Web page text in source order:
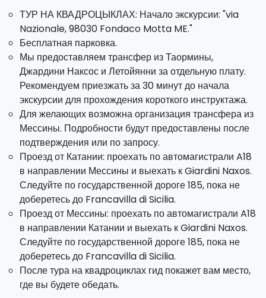
ТУР НА КВАДРОЦЫКЛАХ: Начало экскурсии: "via
Nazionale, 98030 Fondaco Motta ME."
Бесплатная парковка.
Мы предоставляем трансфер из Таормины,
Джардини Наксос и Летойянни за отдельную плату.
Рекомендуем приезжать за 30 минут до начала
экскурсии для прохождения короткого инструктажа.
Для желающих возможна организация трансфера из
Мессины. Подробности будут предоставлены после
подтверждения или по запросу.
Проезд от Катании: проехать по автомагистрали A18
в направлении Мессины и выехать к Giardini Naxos.
Следуйте по государственной дороге 185, пока не
доберетесь до Francavilla di Sicilia.
Проезд от Мессины: проехать по автомагистрали A18
в направлении Катании и выехать к Giardini Naxos.
Следуйте по государственной дороге 185, пока не
доберетесь до Francavilla di Sicilia.
После тура на квадроциклах гид покажет вам место,
где вы будете обедать.